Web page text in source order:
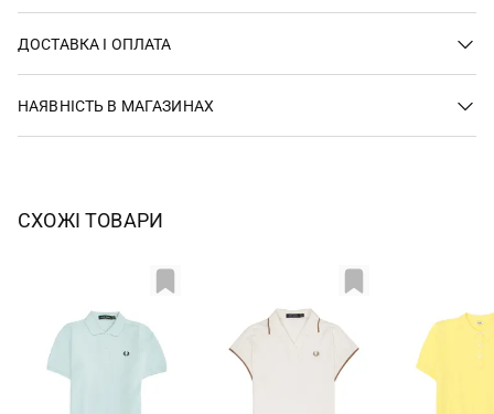
ДОСТАВКА І ОПЛАТА
НАЯВНІСТЬ В МАГАЗИНАХ
СХОЖІ ТОВАРИ